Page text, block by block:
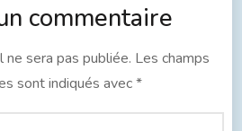
commentaire
sera pas publiée. Les champs
sont indiqués avec*